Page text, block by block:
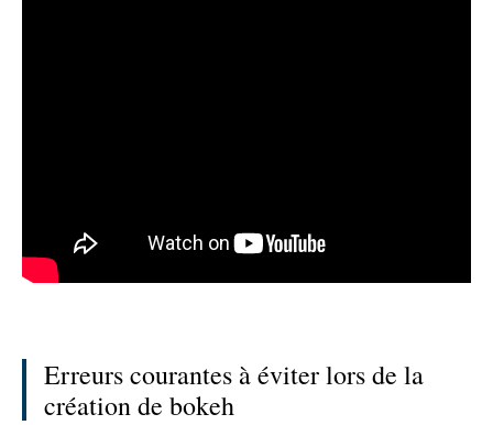
Erreurs courantes à éviter lors de la
création de bokeh